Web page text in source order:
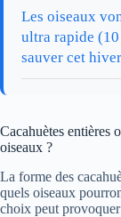
Les oiseaux
ultra rapide
sauver cet hiver
Cacahuètes entières
oiseaux ?
La forme des
quels oiseaux
choix peut